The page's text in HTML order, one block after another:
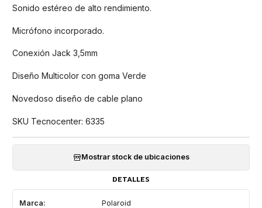
Sonido estéreo de alto rendimiento.
Micrófono incorporado.
Conexión Jack 3,5mm
Diseño Multicolor con goma Verde
Novedoso diseño de cable plano
SKU Tecnocenter: 6335
Mostrar stock de ubicaciones
DETALLES
Marca: Polaroid